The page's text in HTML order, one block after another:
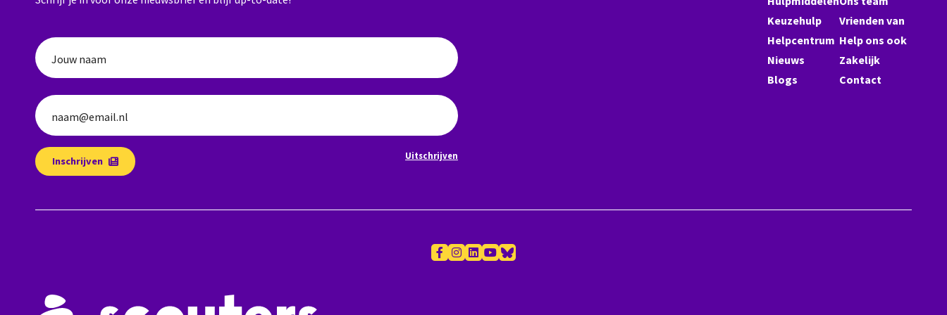
Jouw naam
naam@email.nl
Inschrijven Uitschrijven
Keuzehulp
Helpcentrum
Nieuws
Blogs
Vrienden van
Help ons ook
Zakelijk
Contact